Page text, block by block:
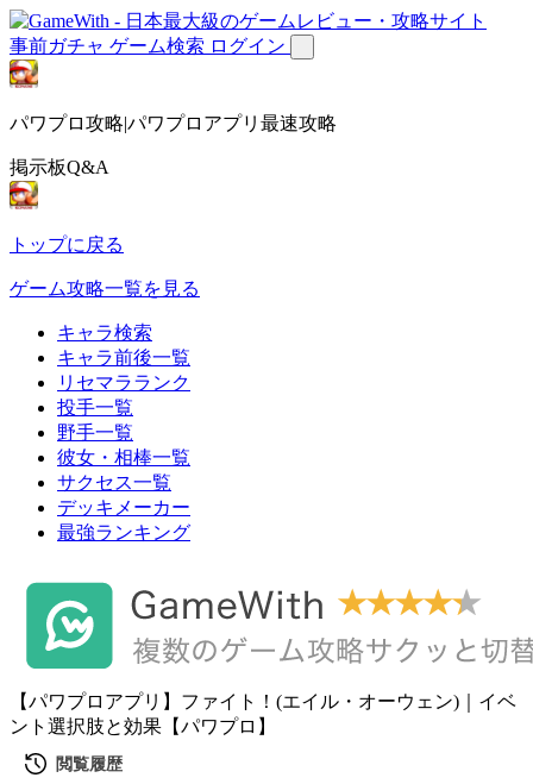
事前ガチャ ゲーム検索 ログイン
パワプロ攻略|パワプロアプリ最速攻略
掲示板Q&A
トップに戻る
ゲーム攻略一覧を見る
キャラ検索
キャラ前後一覧
リセマラランク
投手一覧
野手一覧
彼女・相棒一覧
サクセス一覧
デッキメーカー
最強ランキング
【パワプロアプリ】ファイト！(エイル・オーウェン)｜イベ
ント選択肢と効果【パワプロ】